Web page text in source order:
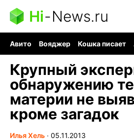
Hi-News.ru
Авито Вояджер Кошка писает
Крупный
обнаружению
материи не
кроме загадок
Илья Хель ∙ 05.11.2013